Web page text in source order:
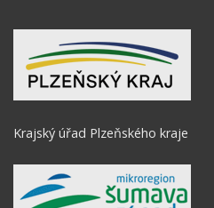
Krajský úřad Plzeňského kraje